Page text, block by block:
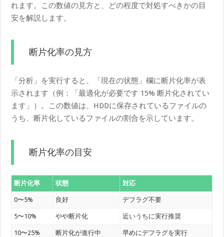
れます。この数値の見方と、どの程度で対処すべきかの目
安を解説します。
断片化率の見方
「分析」を実行すると、「現在の状態」欄に断片化率が表
示されます（例：「最適化が必要です 15% 断片化されてい
ます」）。この数値は、HDDに保存されているファイルの
うち、断片化しているファイルの割合を示しています。
断片化率の目安
断片化率 状態 対応
0〜5% 良好 デフラグ不要
5〜10% やや断片化 近いうちに実行推奨
10〜25% 断片化が進行中 早めにデフラグを実行